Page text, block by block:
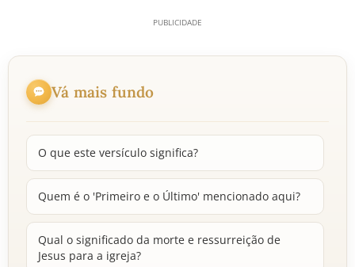
Vá mais fundo
O que este versículo significa?
Quem é o 'Primeiro e o Último' mencionado aqui?
Qual o significado da morte e ressurreição de
Jesus para a igreja?